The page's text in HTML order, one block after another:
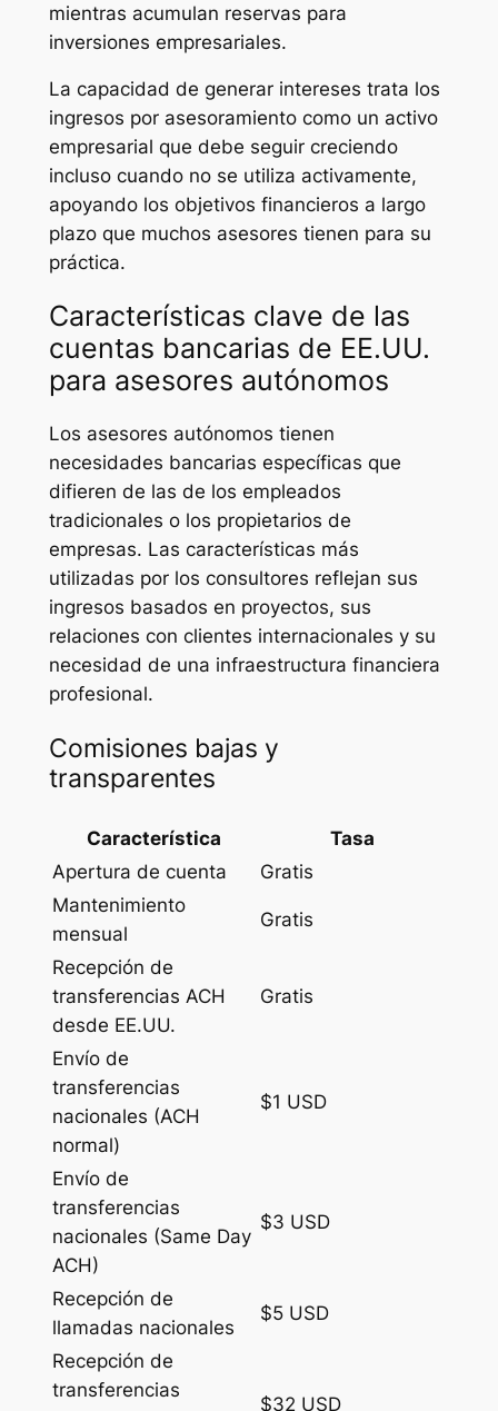
mientras acumulan reservas para
inversiones empresariales.
La capacidad de generar intereses trata los
ingresos por asesoramiento como un activo
empresarial que debe seguir creciendo
incluso cuando no se utiliza activamente,
apoyando los objetivos financieros a largo
plazo que muchos asesores tienen para su
práctica.
Características clave de las
cuentas bancarias de EE.UU.
para asesores autónomos
Los asesores autónomos tienen
necesidades bancarias específicas que
difieren de las de los empleados
tradicionales o los propietarios de
empresas. Las características más
utilizadas por los consultores reflejan sus
ingresos basados en proyectos, sus
relaciones con clientes internacionales y su
necesidad de una infraestructura financiera
profesional.
Comisiones bajas y
transparentes
Característica
Tasa
Apertura de cuenta
Gratis
Mantenimiento
mensual
Gratis
Recepción de
transferencias ACH
desde EE.UU.
Gratis
Envío de
transferencias
nacionales (ACH
normal)
$1 USD
Envío de
transferencias
nacionales (Same Day
ACH)
$3 USD
Recepción de
llamadas nacionales
$5 USD
Recepción de
transferencias
$32 USD